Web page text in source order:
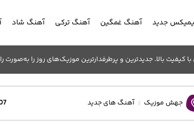
جدید آهنگ غمگین آهنگ ترکی آهنگ شاد
بالا. جدیدترین و پرطرفدارترین موزیک‌های روز را به‌صورت
جهش موزیک آهنگ های جدید